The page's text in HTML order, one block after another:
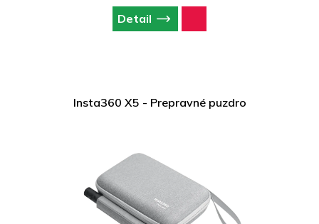
Detail
Insta360 X5 - Prepravné puzdro